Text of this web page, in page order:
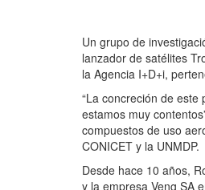
Un grupo de
lanzador de satélites
la Agencia I+D+i,
“La concreción de
estamos muy
compuestos de uso
CONICET y la UNMDP.
Desde hace 10 años,
y la empresa Veng SA